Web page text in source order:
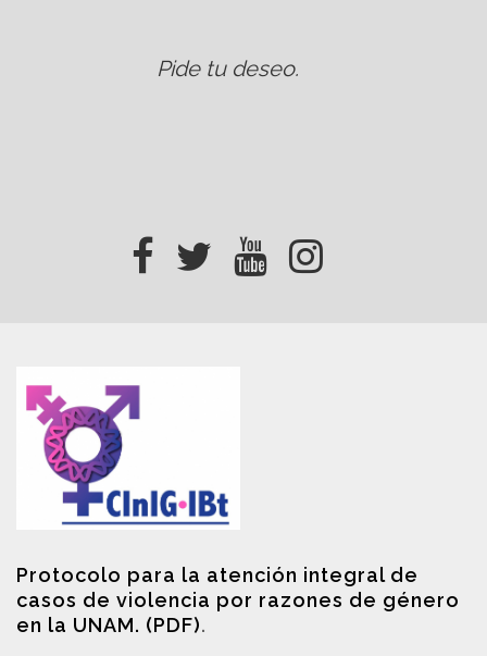
Pide tu deseo.
Protocolo para la atención integral de
casos de violencia por razones de género
en la UNAM. (PDF).